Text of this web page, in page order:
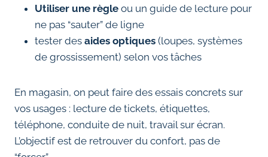
Utiliser une règle ou un guide de lecture pour
ne pas “sauter” de ligne
tester des aides optiques (loupes, systèmes
de grossissement) selon vos tâches
En magasin, on peut faire des essais concrets sur
vos usages : lecture de tickets, étiquettes,
téléphone, conduite de nuit, travail sur écran.
L’objectif est de retrouver du confort, pas de